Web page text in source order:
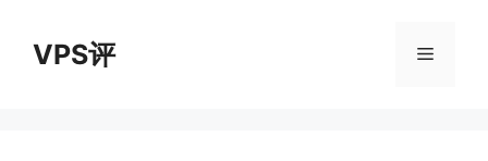
VPS评 菜